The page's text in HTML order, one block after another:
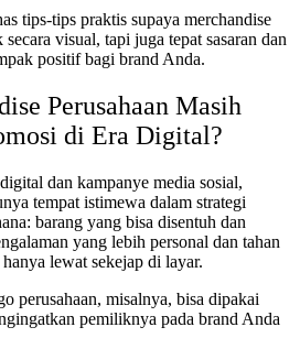
tips-tips praktis supaya merchandise
visual, tapi juga tepat sasaran dan
positif bagi brand Anda.
Perusahaan Masih
di Era Digital?
dan kampanye media sosial,
tempat istimewa dalam strategi
barang yang bisa disentuh dan
yang lebih personal dan tahan
lewat sekejap di layar.
perusahaan, misalnya, bisa dipakai
pemiliknya pada brand Anda